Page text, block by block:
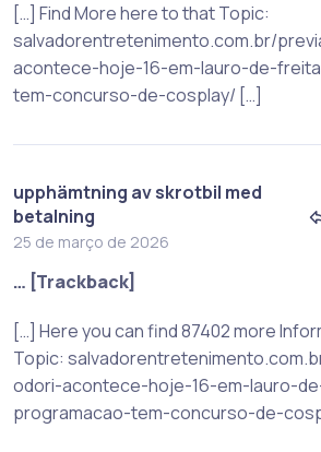
[…] Find More here to that Topic:
salvadorentretenimento.com.br/
acontece-hoje-16-em-lauro-de-
tem-concurso-de-cosplay/ […]
upphämtning av skrotbil med
betalning
25 de março de 2026
… [Trackback]
[…] Here you can find 87402 more
Topic:
odori-acontece-hoje-16-em-lauro-
programacao-tem-concurso-de-